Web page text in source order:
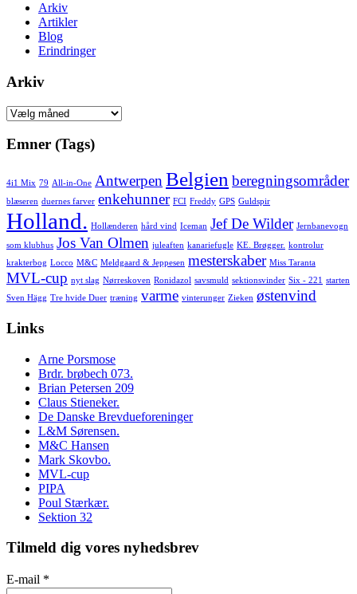
Arkiv
Artikler
Blog
Erindringer
Arkiv
Arkiv
Emner (Tags)
4i1 Mix 79 All-in-One Antwerpen Belgien beregningsområder
blæseren duernes farver enkehunner FCI Freddy GPS Guldspir
Holland. Hollænderen hård vind Iceman Jef De Wilder Jernbanevogn
som klubhus Jos Van Olmen juleaften kanariefugle KE. Brøgger. kontrolur
krakterbog Locco M&C Meldgaard & Jeppesen mesterskaber Miss Taranta
MVL-cup nyt slag Nørreskoven Ronidazol savsmuld sektionsvinder Six - 221
starten
Sven Hägg Tre hvide Duer træning varme vinterunger Zieken østenvind
Links
Arne Porsmose
Brdr. brøbech 073.
Brian Petersen 209
Claus Stieneker.
De Danske Brevdueforeninger
L&M Sørensen.
M&C Hansen
Mark Skovbo.
MVL-cup
PIPA
Poul Stærkær.
Sektion 32
Tilmeld dig vores nyhedsbrev
E-mail *